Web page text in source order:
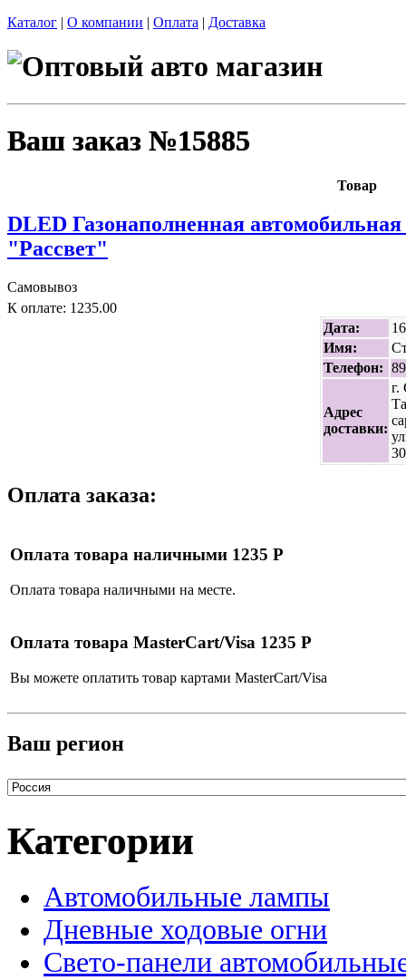
Каталог | О компании | Оплата | Доставка
Ваш заказ №15885
Товар
К оплате: 1235.00
DLED Газонаполненная
"Рассвет"
Самовывоз
Дата:
Имя:
Телефон:
Адрес
доставки:
г.
30
Оплата заказа:
Оплата товара наличными 1235 Р
Оплата товара наличными на месте.
Оплата товара MasterCart/Visa 1235 Р
Вы можете оплатить товар картами MasterCart/Visa
Ваш регион
Категории
Автомобильные лампы
Дневные ходовые огни
Свето-панели